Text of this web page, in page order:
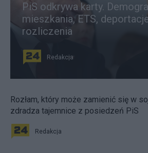
PiS odkrywa karty.
mieszkania, ETS,
rozliczenia
Redakcja
Rozłam, który może zamienić się w
zdradza tajemnice z posiedzeń PiS
Redakcja